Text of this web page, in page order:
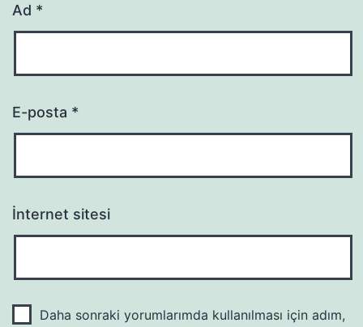
Ad *
E-posta *
İnternet sitesi
Daha sonraki yorumlarımda kullanılması için adım,